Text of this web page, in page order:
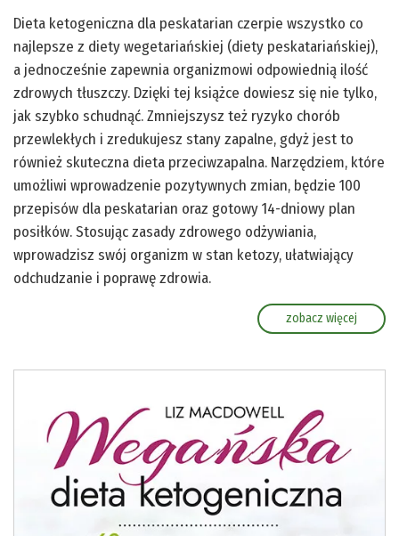
Dieta ketogeniczna dla peskatarian czerpie wszystko co
najlepsze z diety wegetariańskiej (diety peskatariańskiej),
a jednocześnie zapewnia organizmowi odpowiednią ilość
zdrowych tłuszczy. Dzięki tej książce dowiesz się nie tylko,
jak szybko schudnąć. Zmniejszysz też ryzyko chorób
przewlekłych i zredukujesz stany zapalne, gdyż jest to
również skuteczna dieta przeciwzapalna. Narzędziem, które
umożliwi wprowadzenie pozytywnych zmian, będzie 100
przepisów dla peskatarian oraz gotowy 14-dniowy plan
posiłków. Stosując zasady zdrowego odżywiania,
wprowadzisz swój organizm w stan ketozy, ułatwiający
odchudzanie i poprawę zdrowia.
zobacz więcej